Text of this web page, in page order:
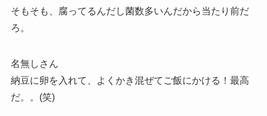
そもそも、腐ってるんだし菌数多いんだから当たり前だ
ろ。
名無しさん
納豆に卵を入れて、よくかき混ぜてご飯にかける！最高
だ。。(笑)